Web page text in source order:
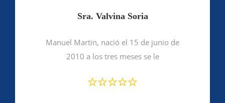
Sra. Valvina Soria
Manuel Martin, nació el 15 de junio de
2010 a los tres meses se le